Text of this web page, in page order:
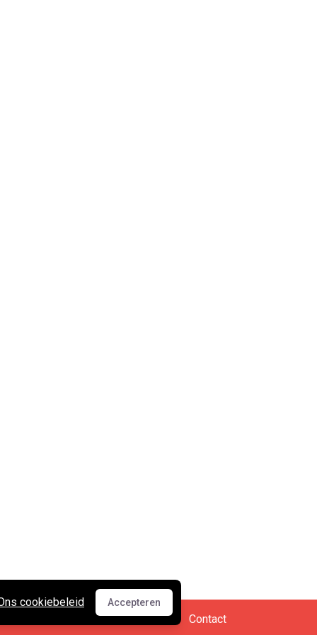
Cookies en privacy • Contact
Accepteren
Accepteren
cookiebeleid